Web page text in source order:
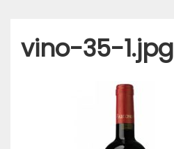
vino-35-1.jpg